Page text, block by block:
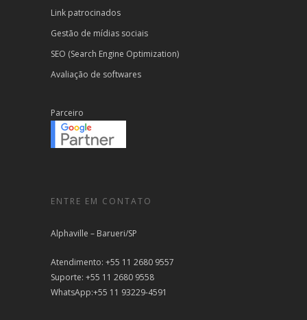
Link patrocinados
Gestão de mídias sociais
SEO (Search Engine Optimization)
Avaliação de softwares
Parceiro
ENTRE EM CONTATO
Alphaville – Barueri/SP
Atendimento: +55 11 2680 9557
Suporte: +55 11 2680 9558
WhatsApp:+55 11 93229-4591